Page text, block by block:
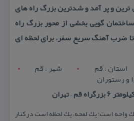
و پر آمد و شدترین بزرگ راه های
گویی بخشی از محور بزرگ راه
ضرب آهنگ سریع سفر، برای لحظه ای
استان : قم شهر : قم
و رستوران
– تهران
واحه است؛ یك لمحه، یك لحظه است در كنار